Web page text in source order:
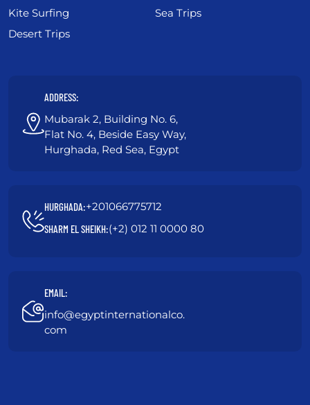
ADDRESS:
Mubarak 2, Building No. 6,
Flat No. 4, Beside Easy Way,
Hurghada, Red Sea, Egypt
HURGHADA:+201066775712
SHARM EL SHEIKH:(+2) 012 11 0000 80
EMAIL:
info@egyptinternationalco.
com
Kite Surfing
Sea Trips
Desert Trips